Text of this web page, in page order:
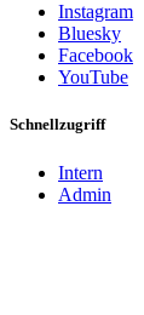
Instagram
Bluesky
Facebook
YouTube
Schnellzugriff
Intern
Admin